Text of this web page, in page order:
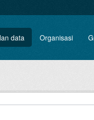
data Organisasi